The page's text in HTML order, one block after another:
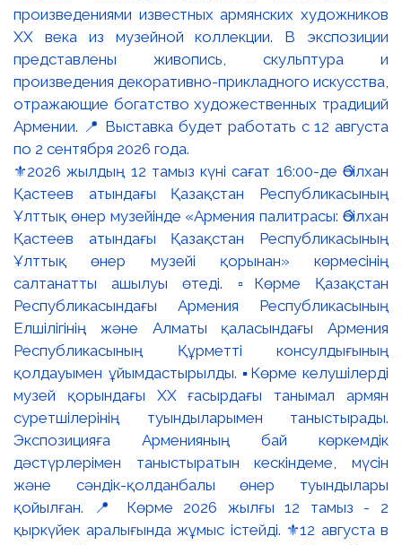
⚜️2026 жылдың 12 тамыз күні сағат 16:00-де Әбілхан
Қастеев атындағы Қазақстан Республикасының
Ұлттық өнер музейінде «Армения палитрасы: Әбілхан
Қастеев атындағы Қазақстан Республикасының
Ұлттық өнер музейі қорынан» көрмесінің
салтанатты ашылуы өтеді. ▫️Көрме Қазақстан
Республикасындағы Армения Республикасының
Елшілігінің және Алматы қаласындағы Армения
Республикасының Құрметті консулдығының
қолдауымен ұйымдастырылды. ▪️Көрме келушілерді
музей қорындағы ХХ ғасырдағы танымал армян
суретшілерінің туындыларымен таныстырады.
Экспозицияға Арменияның бай көркемдік
дәстүрлерімен таныстыратын кескіндеме, мүсін
және сәндік-қолданбалы өнер туындылары
қойылған. 📍 Көрме 2026 жылғы 12 тамыз - 2
қыркүйек аралығында жұмыс істейді. ⚜️12 августа в